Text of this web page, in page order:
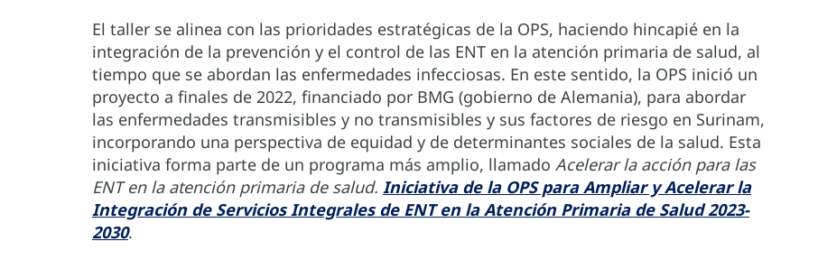
El taller se alinea con las prioridades estratégicas de la OPS, haciendo hincapié en la
integración de la prevención y el control de las ENT en la atención primaria de salud, al
tiempo que se abordan las enfermedades infecciosas. En este sentido, la OPS inició un
proyecto a finales de 2022, financiado por BMG (gobierno de Alemania), para abordar
las enfermedades transmisibles y no transmisibles y sus factores de riesgo en Surinam,
incorporando una perspectiva de equidad y de determinantes sociales de la salud. Esta
iniciativa forma parte de un programa más amplio, llamado Acelerar la acción para las
ENT en la atención primaria de salud. Iniciativa de la OPS para Ampliar y Acelerar la
Integración de Servicios Integrales de ENT en la Atención Primaria de Salud 2023-
2030.